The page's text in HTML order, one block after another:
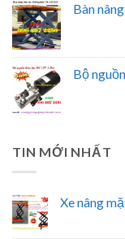
Bàn
Bộ
TIN MỚI NHẤT
Xe nâng